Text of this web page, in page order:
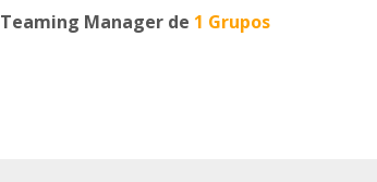
Teaming Manager de 1 Grupos